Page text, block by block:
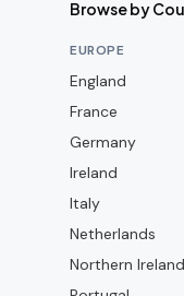
Browse by
EUROPE
England
France
Germany
Ireland
Italy
Netherlands
Northern Ireland